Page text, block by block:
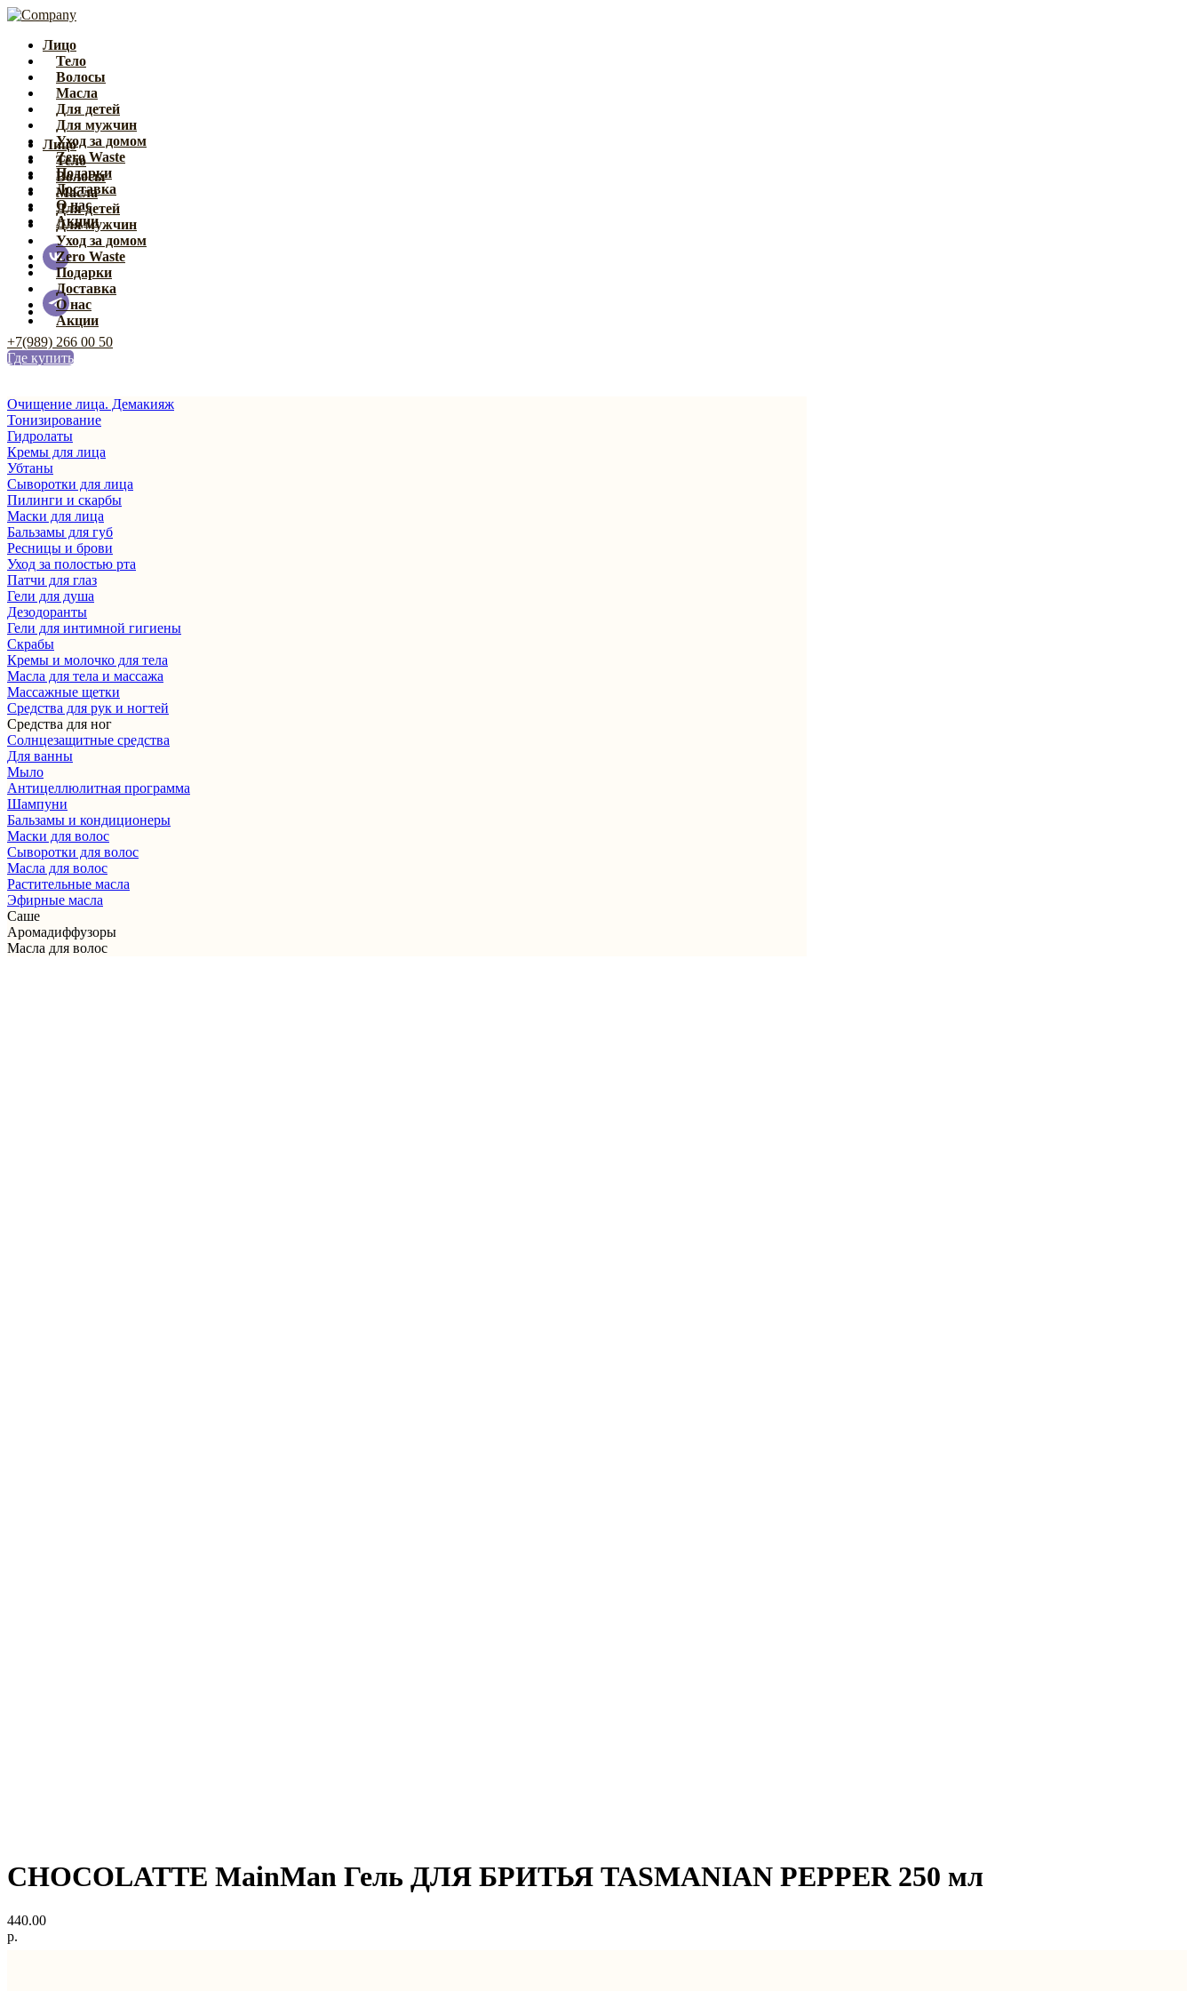
Лицо
Тело
Волосы
Масла
Для детей
Для мужчин
Уход за домом
Zero Waste
Подарки
Доставка
О нас
Акции
+7(989) 266 00 50
Где купить
Лицо
Тело
Волосы
Масла
Для детей
Для мужчин
Уход за домом
Zero Waste
Подарки
Доставка
О нас
Акции
Очищение лица. Демакияж
Тонизирование
Гидролаты
Кремы для лица
Убтаны
Сыворотки для лица
Пилинги и скарбы
Маски для лица
Бальзамы для губ
Ресницы и брови
Уход за полостью рта
Патчи для глаз
Гели для душа
Дезодоранты
Гели для интимной гигиены
Скрабы
Кремы и молочко для тела
Масла для тела и массажа
Массажные щетки
Cредства для рук и ногтей
Средства для ног
Солнцезащитные средства
Для ванны
Мыло
Антицеллюлитная программа
Шампуни
Бальзамы и кондиционеры
Маски для волос
Сыворотки для волос
Масла для волос
Растительные масла
Эфирные масла
Саше
Аромадиффузоры
Масла для волос
CHOCOLATTE MainMan Гель ДЛЯ БРИТЬЯ TASMANIAN PEPPER 250 мл
440.00
р.